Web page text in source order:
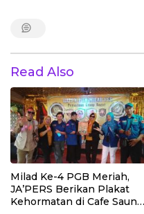
Read Also
Milad Ke-4 PGB Meriah,
JA’PERS Berikan Plakat
Kehormatan di Cafe Saung